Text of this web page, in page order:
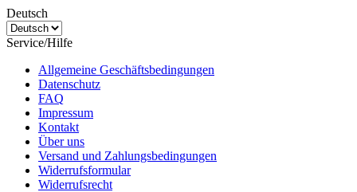
Deutsch
Service/Hilfe
Allgemeine Geschäftsbedingungen
Datenschutz
FAQ
Impressum
Kontakt
Über uns
Versand und Zahlungsbedingungen
Widerrufsformular
Widerrufsrecht